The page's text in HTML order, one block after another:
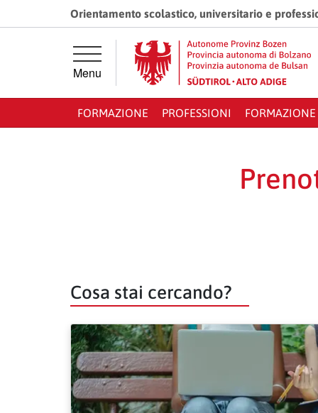
Vai direttamente alla navigazione principale
Vai al contenuto principaleOrientamento scolastico, universitario e
Menu
FORMAZIONE PROFESSIONI
Cosa stai cercando?